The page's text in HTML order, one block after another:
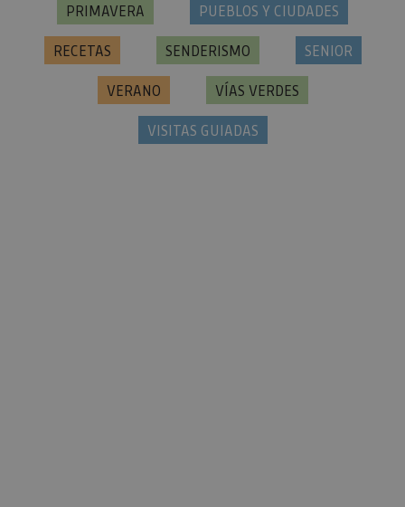
PRIMAVERA PUEBLOS Y CIUDADES
RECETAS SENDERISMO SENIOR
VERANO VÍAS VERDES
VISITAS GUIADAS